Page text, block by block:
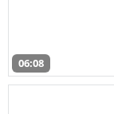
06:08